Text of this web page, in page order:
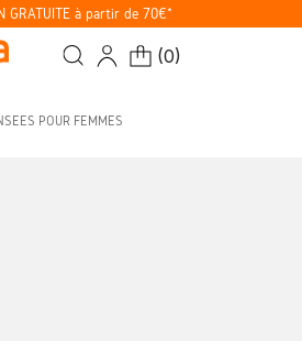
GRATUITE à partir de 70€*
(0)
POUR FEMMES